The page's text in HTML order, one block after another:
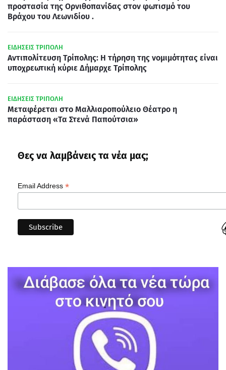
προστασία της Ορνιθοπανίδας στον φωτισμό του
Βράχου του Λεωνιδίου .
ΕΙΔΗΣΕΙΣ ΤΡΙΠΟΛΗ
Αντιπολίτευση Τρίπολης: Η τήρηση της νομιμότητας είναι
υποχρεωτική κύριε Δήμαρχε Τρίπολης
ΕΙΔΗΣΕΙΣ ΤΡΙΠΟΛΗ
Μεταφέρεται στο Μαλλιαροπούλειο Θέατρο η
παράσταση «Τα Στενά Παπούτσια»
Θες να λαμβάνεις τα νέα μας;
Email Address *